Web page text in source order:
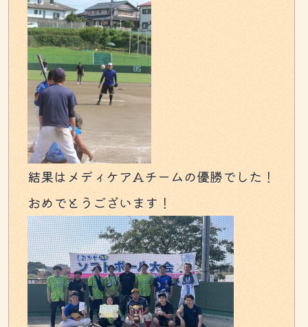
結果はメディケアAチームの優勝でした！
おめでとうございます！